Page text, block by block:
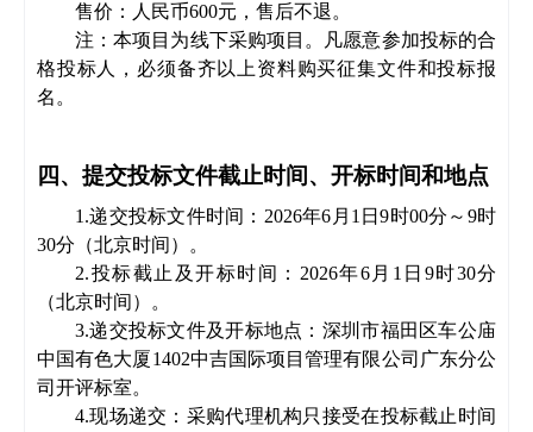
售价：人民币600元，售后不退。
注：本项目为线下采购项目。凡愿意参加投标的合
格投标人，必须备齐以
上 资料购买征集文件和投标报
名 。
四、提交投标文件截止时间、开标时间和地点
1 .递交投标文件时间： 2026年6月1日9时00分 ～ 9时
30分 （北京时间）。
2.投标截止及开标时间： 2026年6月1日9时30分
（北京时间）。
3.递交投标文件及开标地点：深圳市福田区车公庙
中国有色大厦1402中吉国际项目管理有限公司广东分公
司开评标室。
4.现场递交： 采购代理机构只 接受在投标截止时间